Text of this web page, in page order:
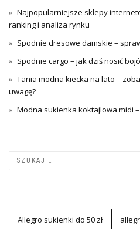
Najpopularniejsze sklepy
ranking i analiza rynku
Spodnie dresowe damskie –
Spodnie cargo – jak dziś nosić
Tania modna kiecka na lato –
uwagę?
Modna sukienka koktajlowa midi
Allegro sukienki do 50 zł